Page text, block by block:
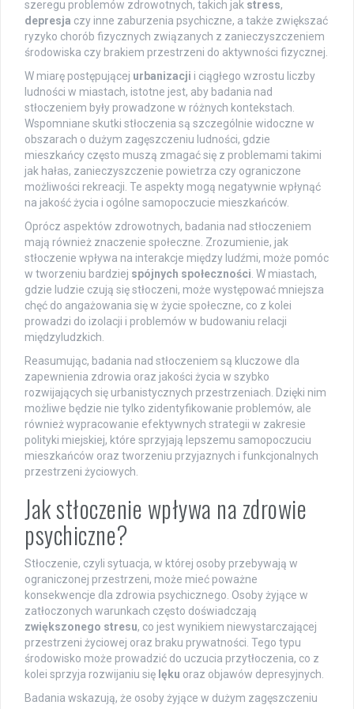
szeregu problemów zdrowotnych, takich jak stress,
depresja czy inne zaburzenia psychiczne, a także zwiększać
ryzyko chorób fizycznych związanych z zanieczyszczeniem
środowiska czy brakiem przestrzeni do aktywności fizycznej.
W miarę postępującej urbanizacji i ciągłego wzrostu liczby
ludności w miastach, istotne jest, aby badania nad
stłoczeniem były prowadzone w różnych kontekstach.
Wspomniane skutki stłoczenia są szczególnie widoczne w
obszarach o dużym zagęszczeniu ludności, gdzie
mieszkańcy często muszą zmagać się z problemami takimi
jak hałas, zanieczyszczenie powietrza czy ograniczone
możliwości rekreacji. Te aspekty mogą negatywnie wpłynąć
na jakość życia i ogólne samopoczucie mieszkańców.
Oprócz aspektów zdrowotnych, badania nad stłoczeniem
mają również znaczenie społeczne. Zrozumienie, jak
stłoczenie wpływa na interakcje między ludźmi, może pomóc
w tworzeniu bardziej spójnych społeczności. W miastach,
gdzie ludzie czują się stłoczeni, może występować mniejsza
chęć do angażowania się w życie społeczne, co z kolei
prowadzi do izolacji i problemów w budowaniu relacji
międzyludzkich.
Reasumując, badania nad stłoczeniem są kluczowe dla
zapewnienia zdrowia oraz jakości życia w szybko
rozwijających się urbanistycznych przestrzeniach. Dzięki nim
możliwe będzie nie tylko zidentyfikowanie problemów, ale
również wypracowanie efektywnych strategii w zakresie
polityki miejskiej, które sprzyjają lepszemu samopoczuciu
mieszkańców oraz tworzeniu przyjaznych i funkcjonalnych
przestrzeni życiowych.
Jak stłoczenie wpływa na zdrowie
psychiczne?
Stłoczenie, czyli sytuacja, w której osoby przebywają w
ograniczonej przestrzeni, może mieć poważne
konsekwencje dla zdrowia psychicznego. Osoby żyjące w
zatłoczonych warunkach często doświadczają
zwiększonego stresu, co jest wynikiem niewystarczającej
przestrzeni życiowej oraz braku prywatności. Tego typu
środowisko może prowadzić do uczucia przytłoczenia, co z
kolei sprzyja rozwijaniu się lęku oraz objawów depresyjnych.
Badania wskazują, że osoby żyjące w dużym zagęszczeniu